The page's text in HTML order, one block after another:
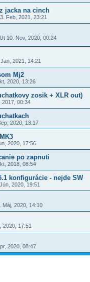
jacka na cinch
Feb, 2021, 23:21
Ut 10. Nov, 2020, 00:24
2021, 14:21
Mj2
2020, 13:26
zosik + XLR out)
2017, 00:34
2020, 13:17
2020, 17:56
po zapnuti
2018, 08:54
konfigurácie - nejde SW
2020, 19:51
Máj, 2020, 14:10
2020, 17:51
2020, 08:47